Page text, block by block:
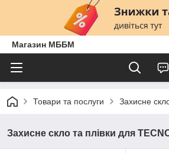
Магазин МББМ
Товари та послуги Захисне
Захисне скло та плівки для